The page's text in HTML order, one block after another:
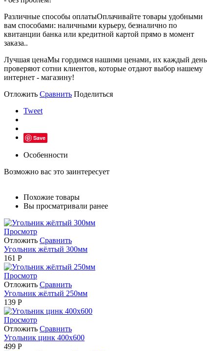
Различные способы оплатыОплачивайте товары удобными
вам способами: наличными курьеру, безналично по
квитанции банка или кредитной картой прямо в момент
заказа..
Лучшая ценаМы гордимся нашими ценами, их каждый день
проверяют сотни клиентов, которые отдают выбор нашему
интернет - магазину!
Отложить Сравнить Поделиться
Tweet
Save
Особенности
Возможно вас это заинтересует
Похожие товары
Вы просматривали ранее
Просмотр
Отложить Сравнить
Угольник жёлтый 300мм
161 Р
Просмотр
Отложить Сравнить
Угольник жёлтый 250мм
139 Р
Просмотр
Отложить Сравнить
Угольник цинк 400х600
499 Р